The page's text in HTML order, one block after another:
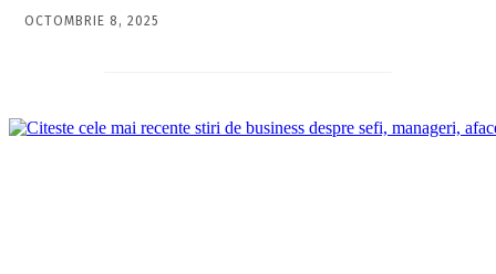
OCTOMBRIE 8, 2025